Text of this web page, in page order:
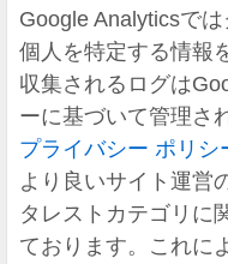
Google Analyticsで
個人を特定する情報
収集されるログは
ーに基づいて管理さ
プライバシー ポリ
より良いサイト運営
タレストカテゴリに
ております。これに